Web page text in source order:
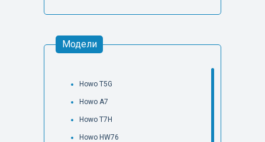
Howo T5G
Howo A7
Howo T7H
Howo HW76
Модели